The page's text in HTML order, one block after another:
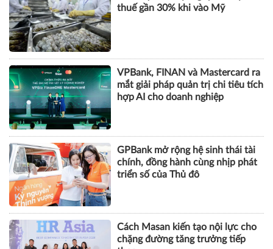
DOANH NGHIỆP
Tôm Việt đối mặt nguy cơ chịu
thuế gần 30% khi vào Mỹ
VPBank, FINAN và Mastercard ra
mắt giải pháp quản trị chi tiêu tích
hợp AI cho doanh nghiệp
GPBank mở rộng hệ sinh thái tài
chính, đồng hành cùng nhịp phát